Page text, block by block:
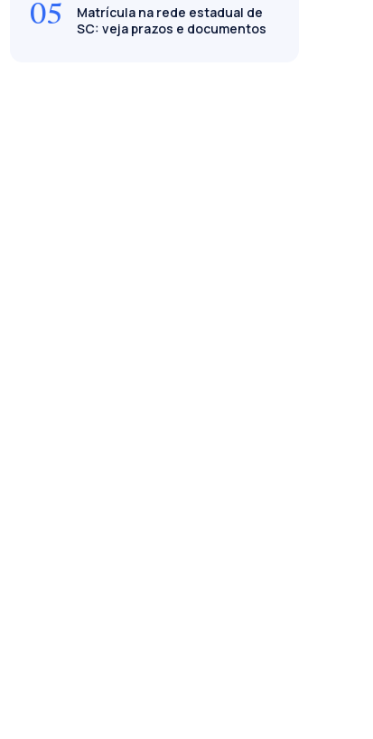
05
Matrícula na rede estadual de
SC: veja prazos e documentos